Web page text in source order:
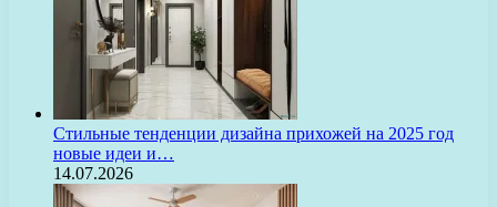
Стильные тенденции дизайна прихожей на 2025 год
новые идеи и…
14.07.2026